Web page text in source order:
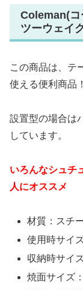
Coleman(コ
ツーウェイ
この商品は、テ
使える便利商品！
設置型の場合は
しています。
いろんなシュチ
人にオススメ
材質：スチ
使用時サイ
収納時サイ
焼面サイズ